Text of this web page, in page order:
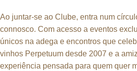
Ao juntar-se ao Clube, entra num
connosco. Com acesso a eventos
únicos na adega e encontros que
vinhos Perpetuum desde 2007 e a
experiência pensada para quem quer